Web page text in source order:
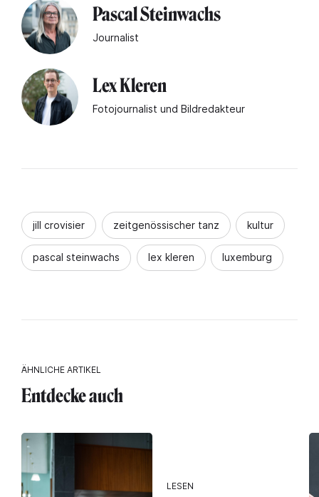
Pascal Steinwachs
Journalist
Lex Kleren
Fotojournalist und Bildredakteur
jill crovisier zeitgenössischer tanz kultur
pascal steinwachs lex kleren luxemburg
ÄHNLICHE ARTIKEL
Entdecke auch
LESEN